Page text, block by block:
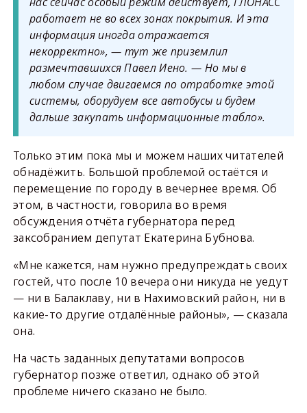
работает не во всех зонах покрытия. И эта
информация иногда отражается
некорректно», — тут же приземлил
размечтавшихся Павел Иено. — Но мы в
любом случае двигаемся по отработке этой
системы, оборудуем все автобусы и будем
дальше закупать информационные табло».
Только этим пока мы и можем наших читателей
обнадёжить. Большой проблемой остаётся и
перемещение по городу в вечернее время. Об
этом, в частности, говорила во время
обсуждения отчёта губернатора перед
заксобранием депутат Екатерина Бубнова.
«Мне кажется, нам нужно предупреждать своих
гостей, что после 10 вечера они никуда не уедут
— ни в Балаклаву, ни в Нахимовский район, ни в
какие-то другие отдалённые районы», — сказала
она.
На часть заданных депутатами вопросов
губернатор позже ответил, однако об этой
проблеме ничего сказано не было.